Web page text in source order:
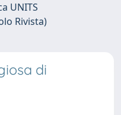
UNITS
Rivista)
di